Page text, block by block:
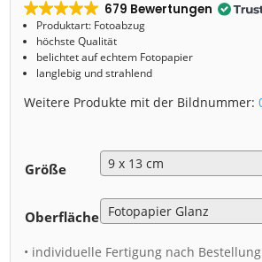
679 Bewertungen
Produktart: Fotoabzug
höchste Qualität
belichtet auf echtem Fotopapier
langlebig und strahlend
Weitere Produkte mit der Bildnummer:
Größe
Oberfläche
• individuelle Fertigung nach Bestellung